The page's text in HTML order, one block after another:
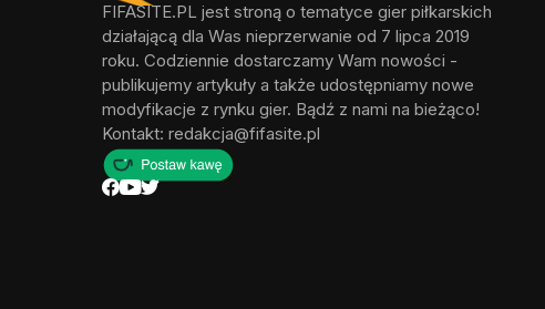
FIFASITE.PL jest stroną o tematyce gier piłkarskich
działającą dla Was nieprzerwanie od 7 lipca 2019
roku. Codziennie dostarczamy Wam nowości -
publikujemy artykuły a także udostępniamy nowe
modyfikacje z rynku gier. Bądź z nami na bieżąco!
Kontakt: redakcja@fifasite.pl